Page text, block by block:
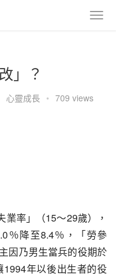
」？
心靈成長 • 709 views
率」（15～29歲），
％降至8.4％，「勞參
因乃男生當兵的役期於
年以後出生者的役